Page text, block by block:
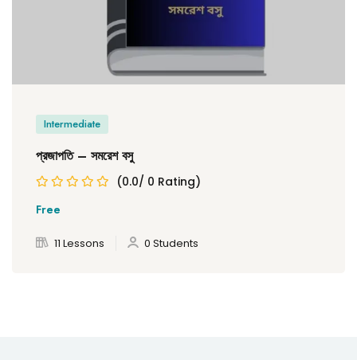
Intermediate
প্রজাপতি – সমরেশ বসু
(0.0/ 0 Rating)
Free
11 Lessons 0 Students